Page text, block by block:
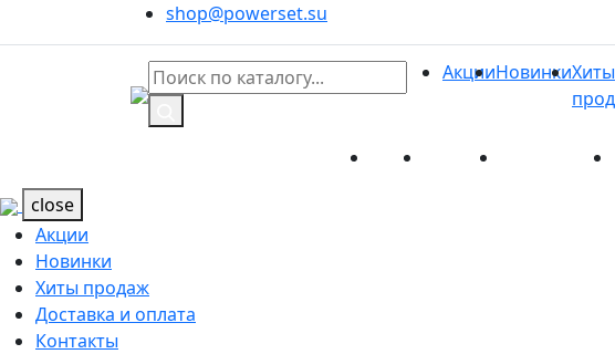
shop@powerset.su
АкцииНовинкиХиты
Акции Новинки Хиты продаж
close
Акции
Новинки
Хиты продаж
Доставка и оплата
Контакты